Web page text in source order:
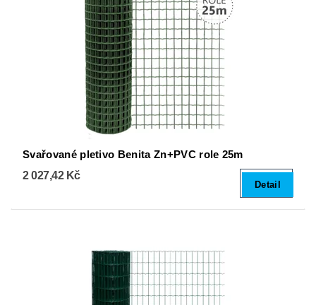
Svařované pletivo Benita Zn+PVC role 25m
2 027,42 Kč
Detail